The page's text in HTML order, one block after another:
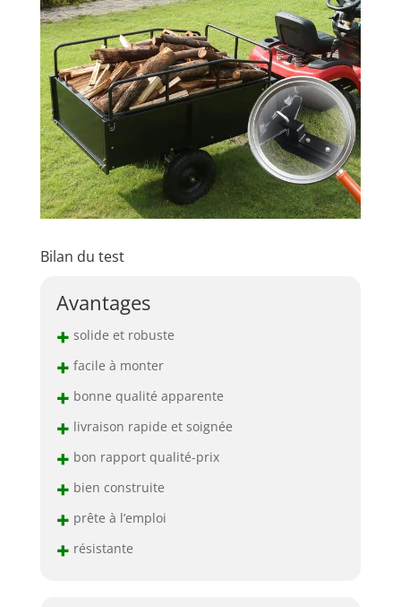
effort avec notre
remorque : votre
compagnon ultime
pour les travaux de
jardinage.
Bilan du test
Avantages
+ solide et robuste
+ facile à monter
+ bonne qualité apparente
+ livraison rapide et soignée
+ bon rapport qualité-prix
+ bien construite
+ prête à l’emploi
+ résistante